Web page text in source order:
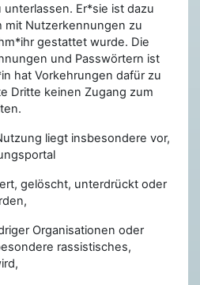
Er*sie ist dazu
mit Nutzerkennungen zu
gestattet wurde. Die
und Passwörtern ist
hat Vorkehrungen dafür zu
Dritte keinen Zugang zum
liegt insbesondere vor,
gelöscht, unterdrückt oder
Organisationen oder
rassistisches,